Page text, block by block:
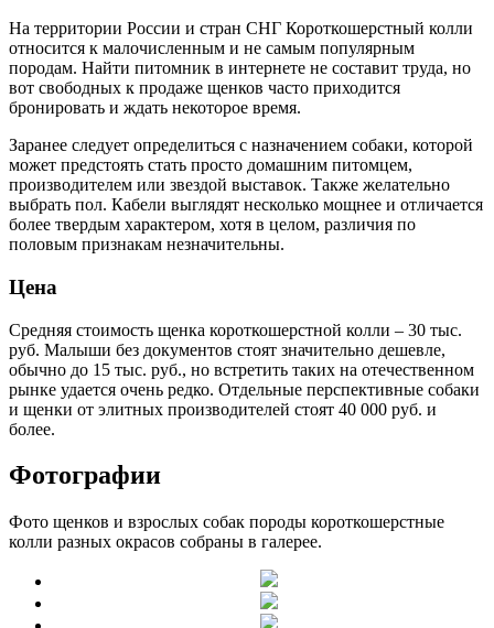
На территории России и стран СНГ Короткошерстный колли
относится к малочисленным и не самым популярным
породам. Найти питомник в интернете не составит труда, но
вот свободных к продаже щенков часто приходится
бронировать и ждать некоторое время.
Заранее следует определиться с назначением собаки, которой
может предстоять стать просто домашним питомцем,
производителем или звездой выставок. Также желательно
выбрать пол. Кабели выглядят несколько мощнее и отличается
более твердым характером, хотя в целом, различия по
половым признакам незначительны.
Цена
Средняя стоимость щенка короткошерстной колли – 30 тыс.
руб. Малыши без документов стоят значительно дешевле,
обычно до 15 тыс. руб., но встретить таких на отечественном
рынке удается очень редко. Отдельные перспективные собаки
и щенки от элитных производителей стоят 40 000 руб. и
более.
Фотографии
Фото щенков и взрослых собак породы короткошерстные
колли разных окрасов собраны в галерее.